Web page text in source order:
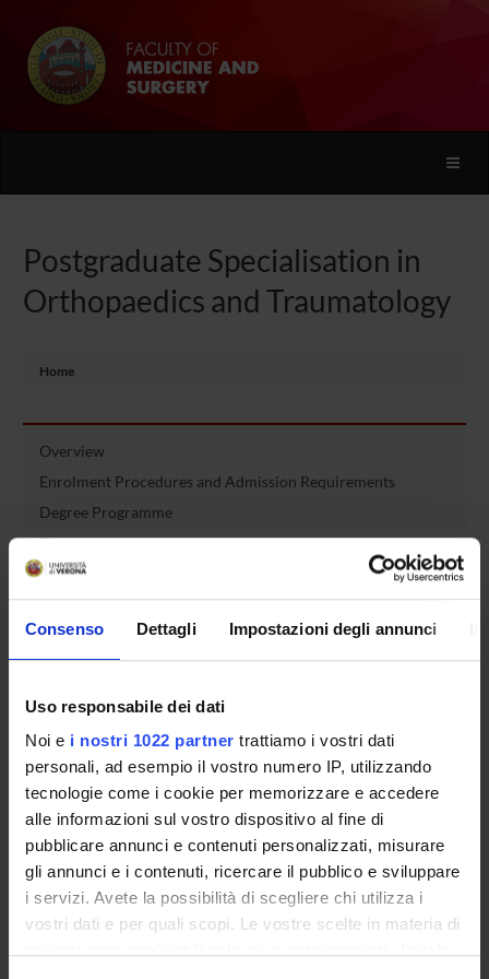
Consenso Dettagli Impostazioni degli annunci
Uso responsabile dei dati
Noi e i nostri 1022 partner trattiamo i vostri dati
personali, ad esempio il vostro numero IP, utilizzando
tecnologie come i cookie per memorizzare e accedere
alle informazioni sul vostro dispositivo al fine di
pubblicare annunci e contenuti personalizzati, misurare
gli annunci e i contenuti, ricercare il pubblico e sviluppare
i servizi. Avete la possibilità di scegliere chi utilizza i
vostri dati e per quali scopi. Le vostre scelte in materia di
Toggle
Postgraduate Specialisation in
Orthopaedics and Traumatology
Home
Overview
Enrolment Procedures and Admission Requirements
Degree Programme
Courses
Notices
Governing bodies
Rete formativa
International Students
OFFERTA FORMATIVA
SEMESTRE FILTRO
CORSI DI LAUREA
CORSI DI LAUREA MAGISTRALE